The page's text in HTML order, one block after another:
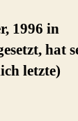
1996 in
hat
letzte)